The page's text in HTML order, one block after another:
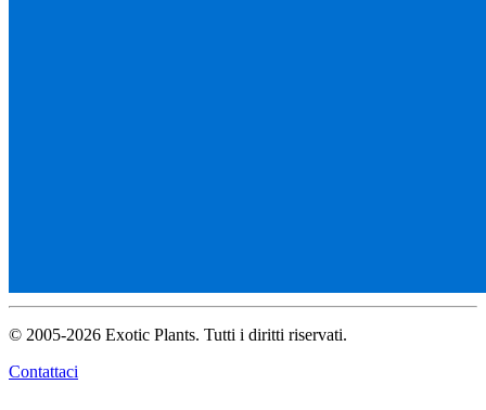
© 2005-2026 Exotic Plants. Tutti i diritti riservati.
Contattaci